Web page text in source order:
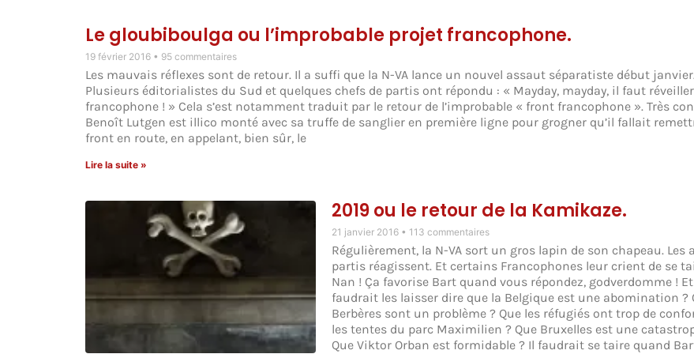
Le gloubiboulga ou l’improbable projet francophone.
19 février 2016 95 commentaires
Les mauvais réflexes sont de retour. Il a suffi que la N-VA lance un nouvel assaut séparatiste début
Plusieurs éditorialistes du Sud et quelques chefs de partis ont répondu : « Mayday, mayday, il faut
francophone ! » Cela s’est notamment traduit par le retour de l’improbable « front francophone ». Très
Benoît Lutgen est illico monté avec sa truffe de sanglier en première ligne pour grogner qu’il fallait
front en route, en appelant, bien sûr, le
Lire la suite »
2019 ou le retour de la Kamikaze.
21 janvier 2016 113 commentaires
Régulièrement, la N-VA sort un gros lapin de son chapeau. Les
partis réagissent. Et certains Francophones leur crient de se
Nan ! Ça favorise Bart quand vous répondez, godverdomme !
faudrait les laisser dire que la Belgique est une abomination ?
Berbères sont un problème ? Que les réfugiés ont trop de
les tentes du parc Maximilien ? Que Bruxelles est une
Que Viktor Orban est formidable ? Il faudrait se taire quand